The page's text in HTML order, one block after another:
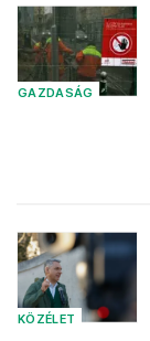
GAZDASÁG
KÖZÉLET